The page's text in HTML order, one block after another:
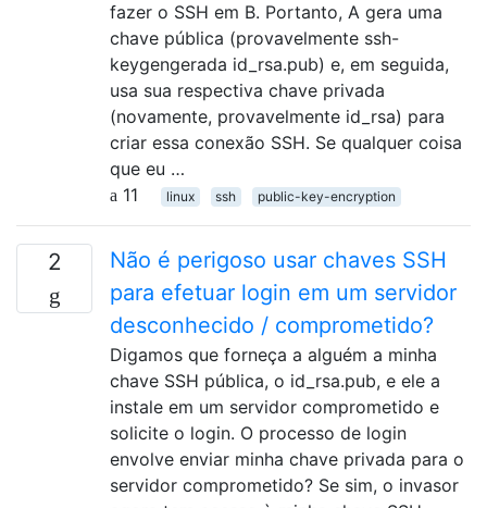
fazer o SSH em B. Portanto, A gera uma
chave pública (provavelmente ssh-
keygengerada id_rsa.pub) e, em seguida,
usa sua respectiva chave privada
(novamente, provavelmente id_rsa) para
criar essa conexão SSH. Se qualquer coisa
que eu …
11
linux ssh public-key-encryption
2
Não é perigoso usar chaves SSH
para efetuar login em um servidor
desconhecido / comprometido?
Digamos que forneça a alguém a minha
chave SSH pública, o id_rsa.pub, e ele a
instale em um servidor comprometido e
solicite o login. O processo de login
envolve enviar minha chave privada para o
servidor comprometido? Se sim, o invasor